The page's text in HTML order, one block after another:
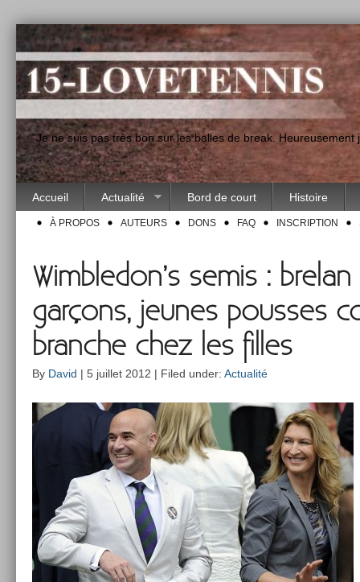
"Je ne suis pas très bon sur les balles de break.
Accueil Actualité Bord de court Histoire
À PROPOS AUTEURS DONS FAQ INSCRIPTION
Wimbledon’s semis :
garçons, jeunes pousses
branche chez les filles
By David | 5 juillet 2012 | Filed under: Actualité